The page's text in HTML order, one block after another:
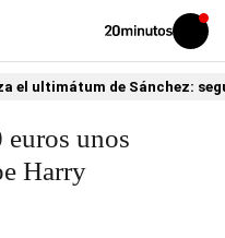
Volver
Iniciar
sesión
el ultimátum de Sánchez:
euros unos
Harry